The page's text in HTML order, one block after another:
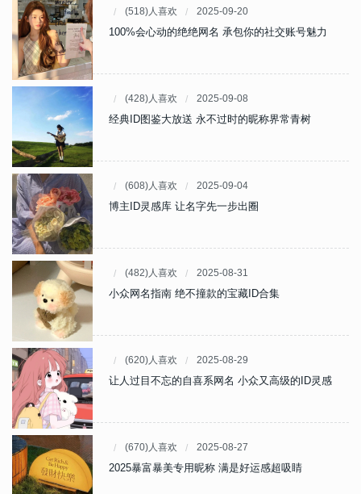
(518)人喜欢 2025-09-20
100%会心动的绝绝网名 承包你的社交账号魅力
(428)人喜欢 2025-09-08
经典ID图鉴大放送 永不过时的昵称界常青树
(608)人喜欢 2025-09-04
博主ID灵感库 让名字先一步出圈
(482)人喜欢 2025-08-31
小众网名指南 绝不撞款的宝藏ID合集
(620)人喜欢 2025-08-29
让人过目不忘的自喜系网名 小众又高级的ID灵感
(670)人喜欢 2025-08-27
2025暴富暴美专用昵称 满是好运感超吸睛